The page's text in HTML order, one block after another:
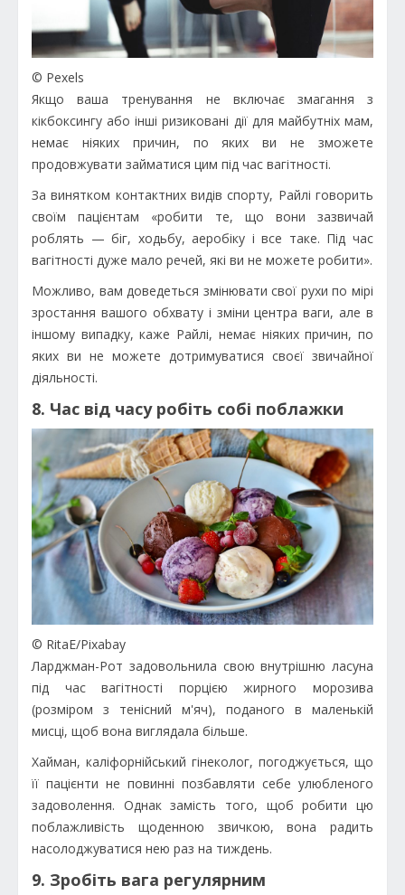
© Pexels
Якщо ваша тренування не включає змагання з
кікбоксингу або інші ризиковані дії для майбутніх мам,
немає ніяких причин, по яких ви не зможете
продовжувати займатися цим під час вагітності.
За винятком контактних видів спорту, Райлі говорить
своїм пацієнтам «робити те, що вони зазвичай
роблять — біг, ходьбу, аеробіку і все таке. Під час
вагітності дуже мало речей, які ви не можете робити».
Можливо, вам доведеться змінювати свої рухи по мірі
зростання вашого обхвату і зміни центра ваги, але в
іншому випадку, каже Райлі, немає ніяких причин, по
яких ви не можете дотримуватися своєї звичайної
діяльності.
8. Час від часу робіть собі поблажки
© RitaE/Pixabay
Ларджман-Рот задовольнила свою внутрішню ласуна
під час вагітності порцією жирного морозива
(розміром з тенісний м'яч), поданого в маленькій
мисці, щоб вона виглядала більше.
Хайман, каліфорнійський гінеколог, погоджується, що
її пацієнти не повинні позбавляти себе улюбленого
задоволення. Однак замість того, щоб робити цю
поблажливість щоденною звичкою, вона радить
насолоджуватися нею раз на тиждень.
9. Зробіть вага регулярним